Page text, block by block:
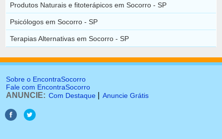
Produtos Naturais e fitoterápicos em Socorro - SP
Psicólogos em Socorro - SP
Terapias Alternativas em Socorro - SP
Sobre o EncontraSocorro
Fale com EncontraSocorro
ANUNCIE: Com Destaque Anuncie Grátis